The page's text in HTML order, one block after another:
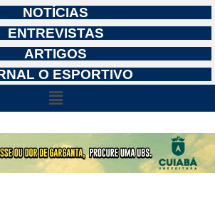
NOTÍCIAS
ENTREVISTAS
ARTIGOS
O ESPORTIVO